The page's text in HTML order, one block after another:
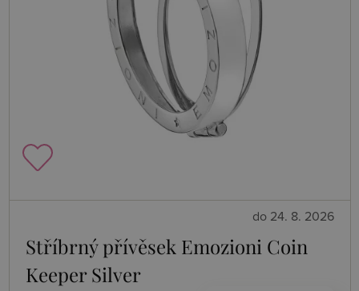
do 24. 8. 2026
Stříbrný přívěsek Emozioni Coin
Keeper Silver